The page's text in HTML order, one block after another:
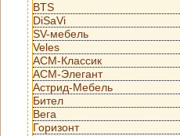
BTS
DiSaVi
SV-мебель
Veles
АСМ-Классик
АСМ-Элегант
Астрид-Мебель
Бител
Вега
Горизонт